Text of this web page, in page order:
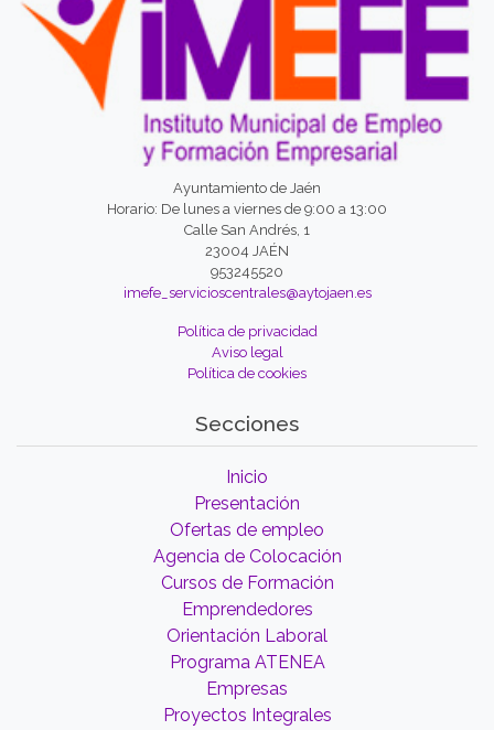
Ayuntamiento de Jaén
Horario: De lunes a viernes de 9:00 a 13:00
Calle San Andrés, 1
23004 JAÉN
953245520
imefe_servicioscentrales@aytojaen.es
Política de privacidad
Aviso legal
Política de cookies
Secciones
Inicio
Presentación
Ofertas de empleo
Agencia de Colocación
Cursos de Formación
Emprendedores
Orientación Laboral
Programa ATENEA
Empresas
Proyectos Integrales